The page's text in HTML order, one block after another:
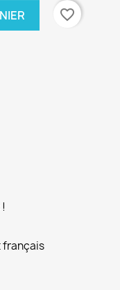
favorite_border
français